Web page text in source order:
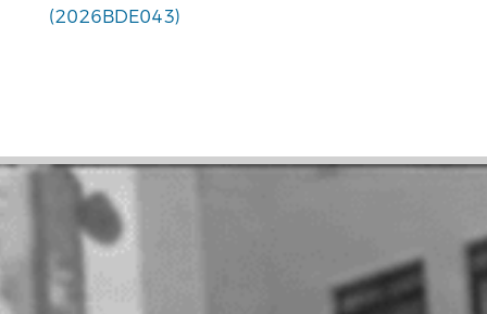
(2026BDE043)